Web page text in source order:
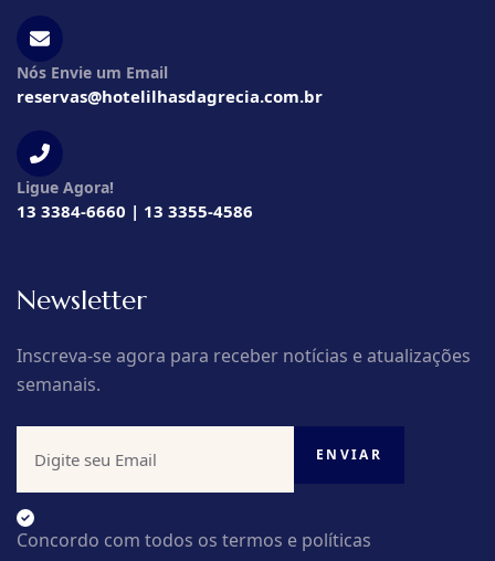
Nós Envie um Email
reservas@hotelilhasdagrecia.com.br
Ligue Agora!
13 3384-6660 | 13 3355-4586
Newsletter
Inscreva-se agora para receber notícias e atualizações
semanais.
Concordo com todos os termos e políticas